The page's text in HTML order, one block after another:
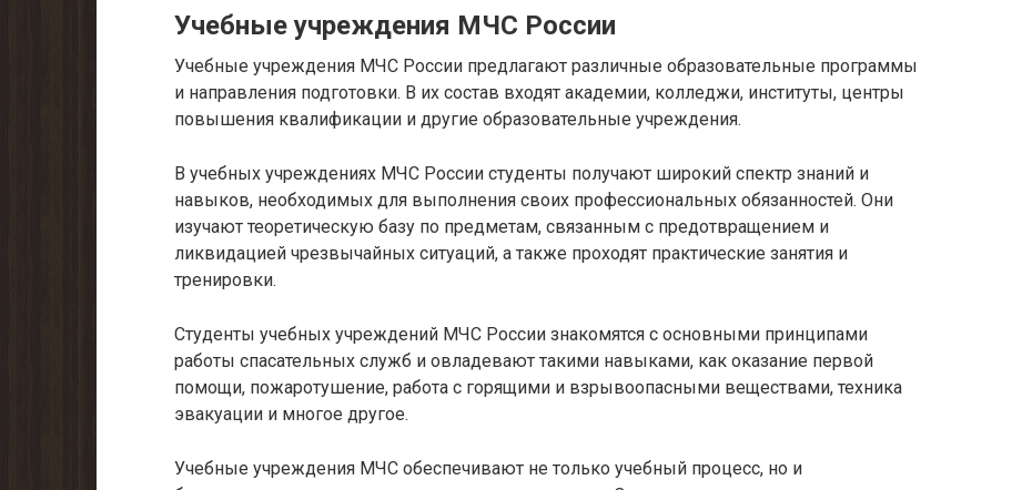
Учебные учреждения МЧС России
Учебные учреждения МЧС России предлагают различные образовательные программы
и направления подготовки. В их состав входят академии, колледжи, институты, центры
повышения квалификации и другие образовательные учреждения.
В учебных учреждениях МЧС России студенты получают широкий спектр знаний и
навыков, необходимых для выполнения своих профессиональных обязанностей. Они
изучают теоретическую базу по предметам, связанным с предотвращением и
ликвидацией чрезвычайных ситуаций, а также проходят практические занятия и
тренировки.
Студенты учебных учреждений МЧС России знакомятся с основными принципами
работы спасательных служб и овладевают такими навыками, как оказание первой
помощи, пожаротушение, работа с горящими и взрывоопасными веществами, техника
эвакуации и многое другое.
Учебные учреждения МЧС обеспечивают не только учебный процесс, но и